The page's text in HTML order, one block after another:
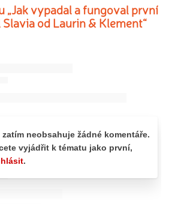
„Jak vypadal a fungoval první
od Laurin & Klement“